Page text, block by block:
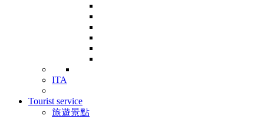
ITA
Tourist service
旅遊景點